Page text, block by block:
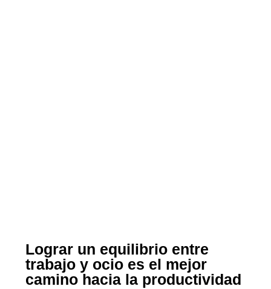
Lograr un equilibrio entre
trabajo y ocio es el mejor
camino hacia la productividad